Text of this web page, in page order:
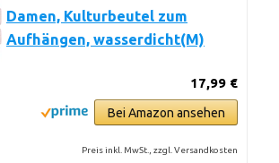
Damen, Kulturbeutel zum
Aufhängen, wasserdicht(M)
17,99 €
Bei Amazon ansehen
Preis inkl. MwSt., zzgl. Versandkosten